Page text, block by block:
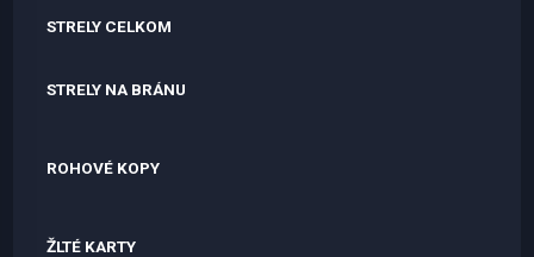
STRELY CELKOM
STRELY NA BRÁNU
ROHOVÉ KOPY
ŽLTÉ KARTY